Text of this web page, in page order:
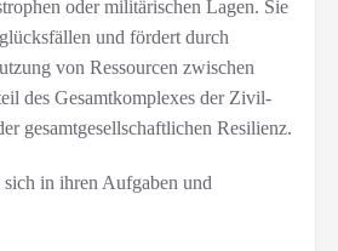
oder militärischen Lagen. Sie
und fördert durch
von Ressourcen zwischen
des Gesamtkomplexes der Zivil-
gesamtgesellschaftlichen Resilienz.
in ihren Aufgaben und